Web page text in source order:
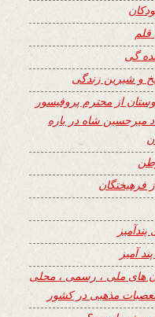
قلم
گی
و شیرین زندگی
از محترم پروفیسور
میرحسین شاه در باره
فرهیختگان
آمیز
های ملی ، رسمی ، محلی
مذهبی در کشور